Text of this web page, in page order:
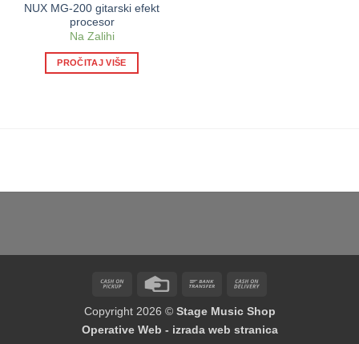
NUX MG-200 gitarski efekt
procesor
Na Zalihi
PROČITAJ VIŠE
Cash
Pickup
Credit
Bank
Delivery
Copyright 2026 © Stage Music Shop
Operative Web - izrada web stranica